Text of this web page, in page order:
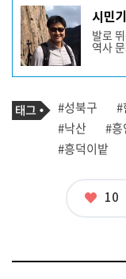
기
사
작
성
자
프
필
시민
발로
역사
기
사
관
련
태
태
그
#성북구 #
#낙산
#흥
#흥덕이밭
좋
10